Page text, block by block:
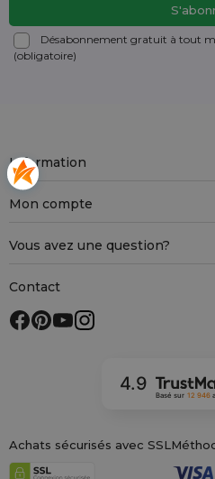
Désabonnement gratuit à tout
(obligatoire)
Information
Mon compte
Vous avez une question?
Contact
4.9
Basé sur 12 946
Achats sécurisés avec SSL